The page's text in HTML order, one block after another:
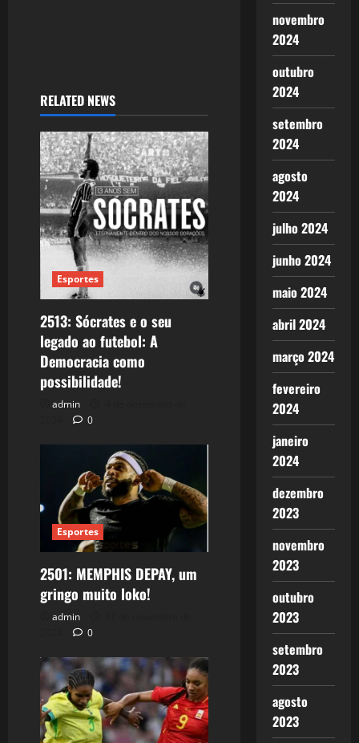
RELATED NEWS
Esportes
2513: Sócrates e o seu
legado ao futebol: A
Democracia como
possibilidade!
admin
0
Esportes
2501: MEMPHIS DEPAY, um
gringo muito loko!
admin
0
novembro
2024
outubro
2024
setembro
2024
agosto
2024
julho 2024
junho 2024
maio 2024
abril 2024
março 2024
fevereiro
2024
janeiro
2024
dezembro
2023
novembro
2023
outubro
2023
setembro
2023
agosto
2023